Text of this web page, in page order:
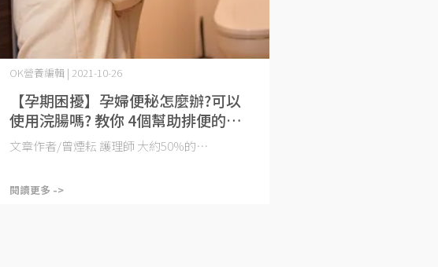
【孕期困擾】孕婦便秘怎麼辦?可以
使用浣腸嗎? 教你 4個幫助排便的方
法
OK營養編輯 | 2021-10-26
文章作者/曾煙耘 護理師 大約50%的⋯
閱讀更多 ->